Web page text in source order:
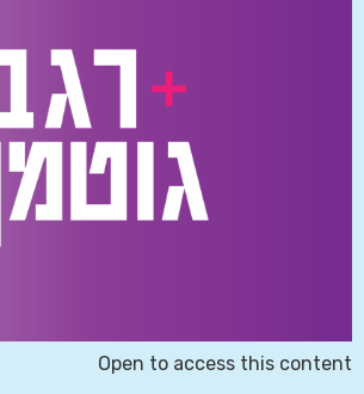
Open to access this content